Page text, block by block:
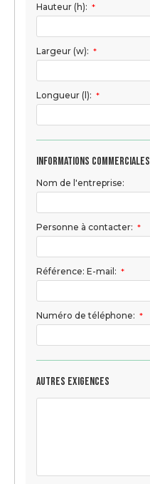
Hauteur (h): *
Largeur (w): *
Longueur (l): *
Informations commerciales
Nom de l'entreprise:
Personne à contacter: *
Référence: E-mail: *
Numéro de téléphone: *
Autres exigences